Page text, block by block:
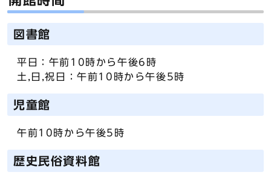
図書館
平日：午前10時から午後6時
土,日,祝日：午前10時から午後5時
児童館
午前10時から午後5時
歴史民俗資料館